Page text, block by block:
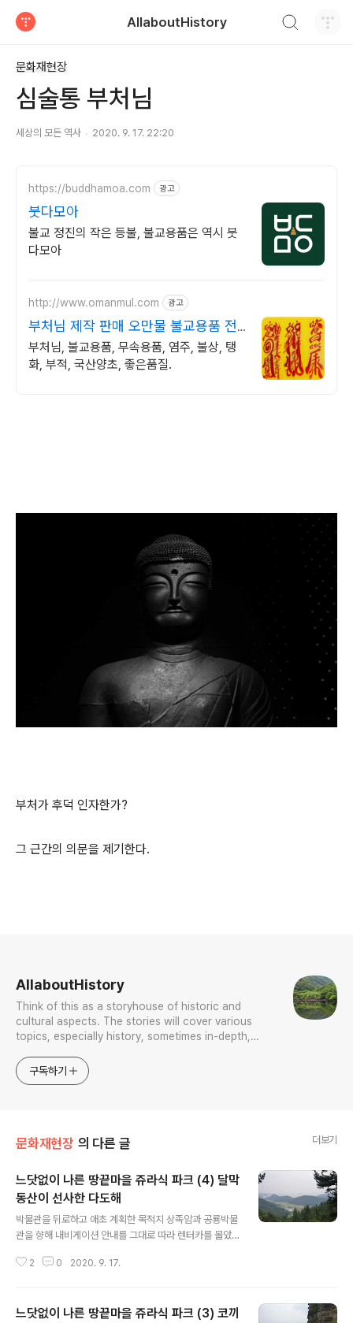
AllaboutHistory
문화재현장
심술통 부처님
세상의 모든 역사 2020. 9. 17. 22:20
https://buddhamoa.com 광고
붓다모아
불교 정진의 작은 등불, 불교용품은 역시 붓
다모아
http://www.omanmul.com 광고
부처님 제작 판매 오만물 불교용품 전
문점
부처님, 불교용품, 무속용품, 염주, 불상, 탱
화, 부적, 국산양초, 좋은품질.
부처가 후덕 인자한가?
그 근간의 의문을 제기한다.
AllaboutHistory
Think of this as a storyhouse of historic and
cultural aspects. The stories will cover various
topics, especially history, sometimes in-depth,
approach will be to resist any common sense or
generalized viewpoint
구독하기
문화재현장 의 다른 글 더보기
느닷없이 나른 땅끝마을 쥬라식 파크 (4) 달막
동산이 선사한 다도해
박물관을 뒤로하고 애초 계획한 목적지 상족암과 공룡박물
관을 향해 내비게이션 안내를 그대로 따라 렌터카를 몰았
않는다는 신념이 있다. 하긴 초행길에 내비 말을 듣지 않고
하며, 그러면서도 상족암과 공룡박물관을 더욱 활성화하기
2 0 2020. 9. 17.
느닷없이 나른 땅끝마을 쥬라식 파크 (3) 코끼